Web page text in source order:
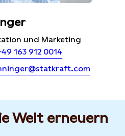
und Marketing
163 912 0014
Welt erneuern